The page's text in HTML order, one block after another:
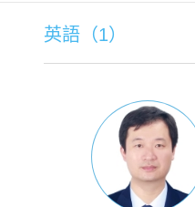
英語（1）